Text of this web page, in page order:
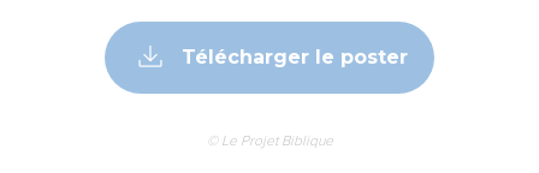
Télécharger le poster
© Le Projet Biblique